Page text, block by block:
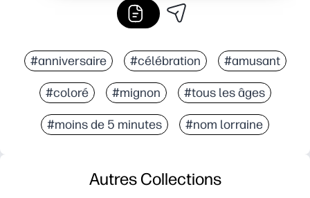
#anniversaire #célébration #amusant
#coloré #mignon #tous les âges
#moins de 5 minutes #nom lorraine
Autres Collections